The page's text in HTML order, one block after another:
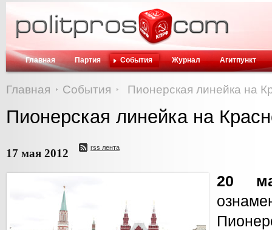
Главная Партия События Журнал Агитпункт
Главная События Пионерская линейка на
Пионерская линейка на
17 мая 2012 rss лента
20